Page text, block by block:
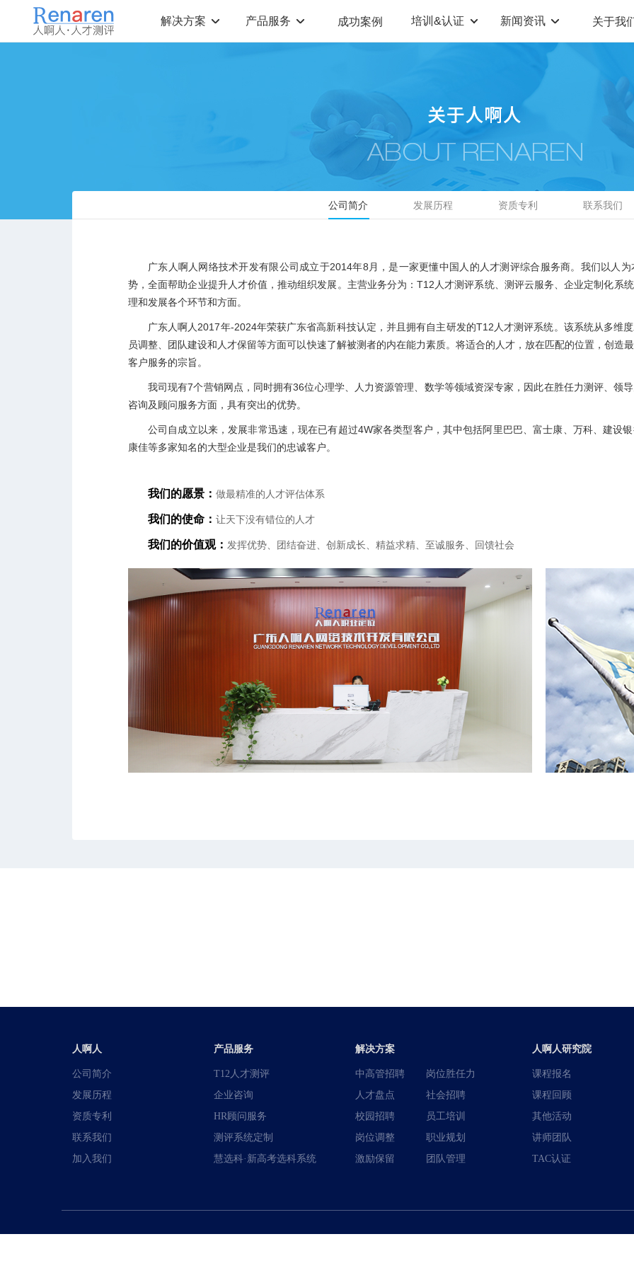
解决方案
职业教育机构
企业管理咨询
产品服务
T12人才测评系统
人啊人测评云系统
360°评估系统
成功案例 培训&认证 新闻资讯 关于我
公司简介 发展历程 资质专利 联系我们
广东人啊人网络技术开发有限公司成立于2014年8月，是一家更懂中国人的人才测评综合服务商。我们以人
势，全面帮助企业提升人才价值，推动组织发展。主营业务分为：T12人才测评系统、测评云服务、企业定制化系
理和发展各个环节和方面。
广东人啊人2017年-2024年荣获广东省高新科技认定，并且拥有自主研发的T12人才测评系统。该系统从多维
员调整、团队建设和人才保留等方面可以快速了解被测者的内在能力素质。将适合的人才，放在匹配的位置，创造
客户服务的宗旨。
我司现有7个营销网点，同时拥有36位心理学、人力资源管理、数学等领域资深专家，因此在胜任力测评、领
咨询及顾问服务方面，具有突出的优势。
公司自成立以来，发展非常迅速，现在已有超过4W家各类型客户，其中包括阿里巴巴、富士康、万科、建设
康佳等多家知名的大型企业是我们的忠诚客户。
我们的愿景： 做最精准的人才评估体系
我们的使命： 让天下没有错位的人才
我们的价值观： 发挥优势、团结奋进、创新成长、精益求精、至诚服务、回馈社会
人啊人
公司简介
发展历程
资质专利
联系我们
加入我们
产品服务
T12人才测评
企业咨询
HR顾问服务
测评系统定制
慧选科·新高考选科系统
解决方案
中高管招聘 岗位胜任力
人才盘点 社会招聘
校园招聘 员工培训
岗位调整 职业规划
激励保留 团队管理
人啊人研究院
课程报名
课程回顾
其他活动
讲师团队
TAC认证